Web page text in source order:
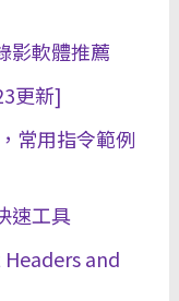
影軟體推薦
更新]
常用指令範例
速工具
and